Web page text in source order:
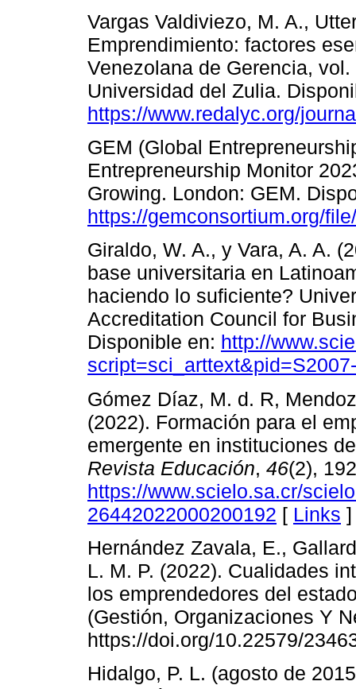
Vargas Valdiviezo, M. A.,
Emprendimiento: factores
Venezolana de Gerencia,
Universidad del Zulia.
https://www.redalyc.org/
GEM (Global
Entrepreneurship Monitor
Growing. London: GEM.
https://gemconsortium.org/
Giraldo, W. A., y Vara, A. A.
base universitaria en
haciendo lo suficiente?
Accreditation Council for
Disponible en: http://
Gómez Díaz, M. d. R,
(2022). Formación para el
emergente en instituciones
Revista Educación, 46(2),
https://www.scielo.sa.cr/
26442022000200192 [ Links ]
Hernández Zavala, E.,
L. M. P. (2022). Cualidades
los emprendedores del
(Gestión, Organizaciones Y
https://doi.org/10.22579/
Hidalgo, P. L. (agosto de